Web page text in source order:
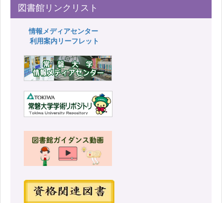
図書館リンクリスト
情報メディアセンター
利用案内リーフレット